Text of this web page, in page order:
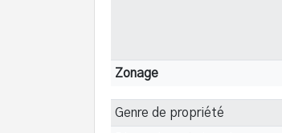
Zonage
Genre de propriété